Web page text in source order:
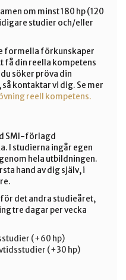
om minst 180 hp (120
studier och/eller
formella förkunskaper
få din reella kompetens
söker pröva din
kontaktar vi dig. Se mer
reell kompetens.
SMI-förlagd
I studierna ingår egen
hela utbildningen.
hand av dig själv, i
det andra studieåret,
tre dagar per vecka
(+60 hp)
(+30 hp)